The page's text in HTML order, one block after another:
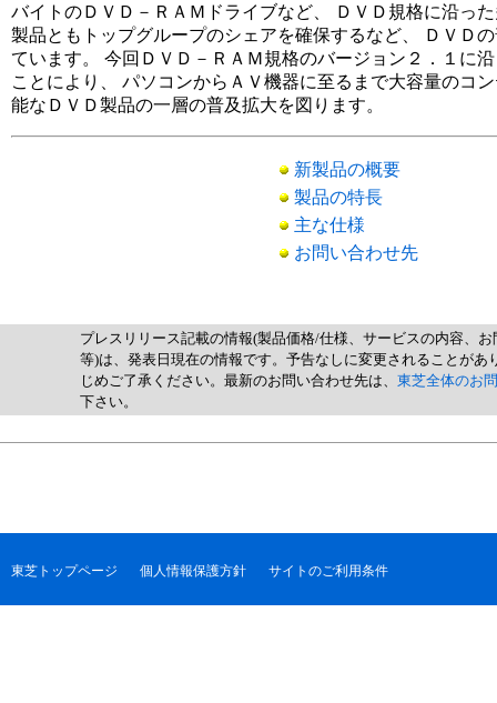
バイトのＤＶＤ－ＲＡＭドライブなど、 ＤＶＤ規格に沿っ
製品ともトップグループのシェアを確保するなど、 ＤＶＤ
ています。 今回ＤＶＤ－ＲＡＭ規格のバージョン２．１に
ことにより、 パソコンからＡＶ機器に至るまで大容量のコ
能なＤＶＤ製品の一層の普及拡大を図ります。
新製品の概要
製品の特長
主な仕様
お問い合わせ先
プレスリリース記載の情報(製品価格/仕様、サービスの内容、
等)は、発表日現在の情報です。予告なしに変更されることがあ
じめご了承ください。最新のお問い合わせ先は、 東芝全体のお
下さい。
東芝トップページ 個人情報保護方針 サイトのご利用条件